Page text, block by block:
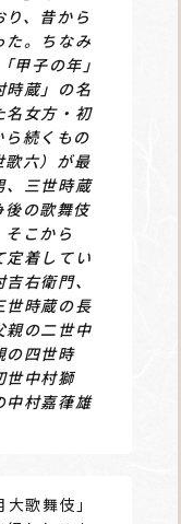
り、昔から
た。ちなみ
甲子の年」
時蔵」の名
名女方・初
続くもの
歌六）が最
、三世時蔵
後の歌舞伎
こから
定着してい
右衛門、
世時蔵の長
親の二世中
の四世時
世中村獅
中村嘉葎雄
歌舞伎」